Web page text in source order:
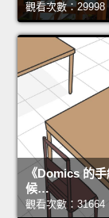
觀看次數：
《Domics 的
候…
觀看次數：